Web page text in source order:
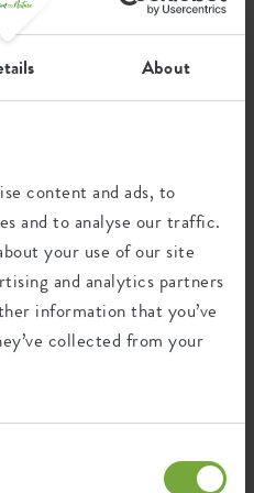
About
content and ads, to
and to analyse our traffic.
your use of our site
and analytics partners
information that you’ve
collected from your
Garantie
99années
Résistant au gel